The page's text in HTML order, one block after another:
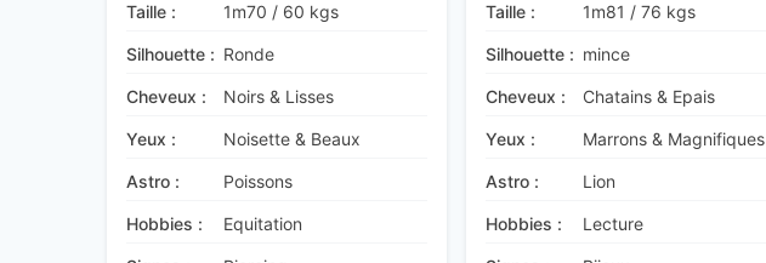
Taille : 1m70 / 60 kgs
Silhouette : Ronde
Cheveux : Noirs & Lisses
Yeux : Noisette & Beaux
Astro : Poissons
Hobbies : Equitation
Taille : 1m81 / 76 kgs
Silhouette : mince
Cheveux : Chatains & Epais
Yeux : Marrons & Magnifiques
Astro : Lion
Hobbies : Lecture